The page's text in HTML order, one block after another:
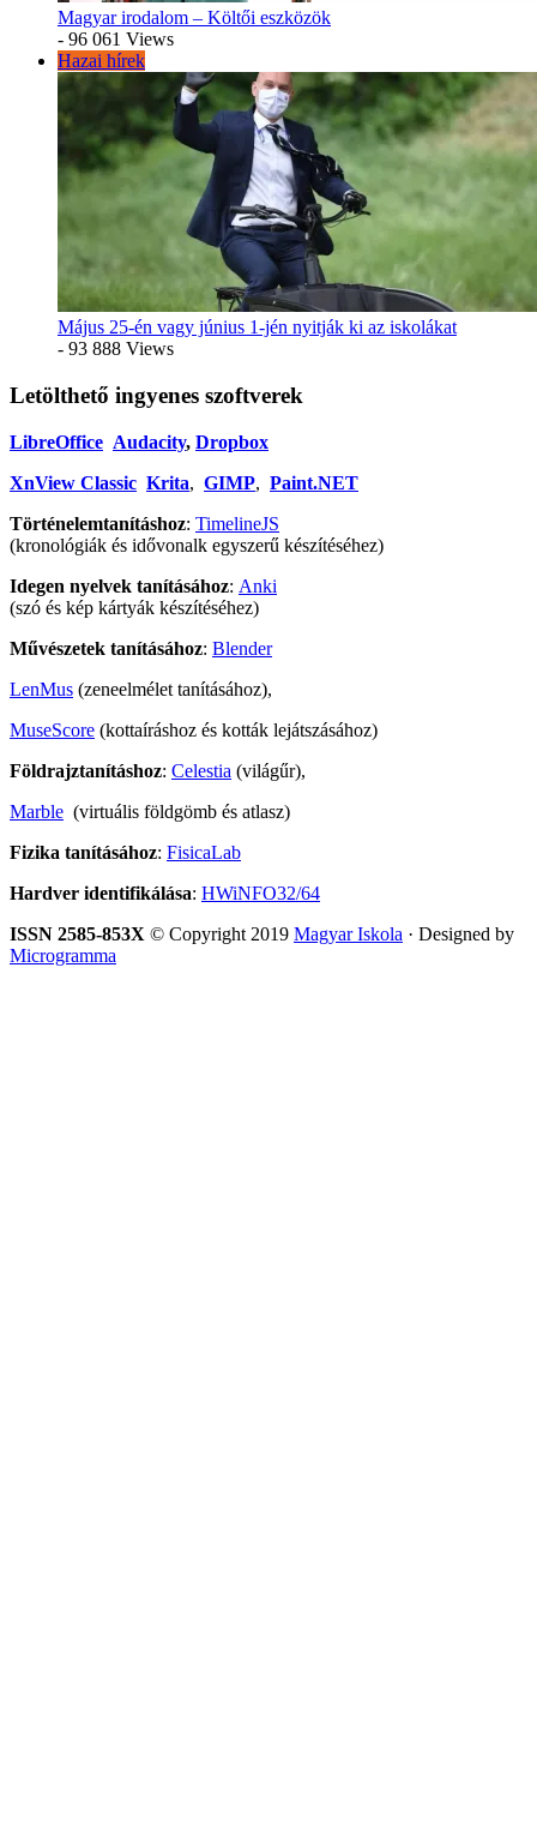
Magyar irodalom – Költői eszközök
- 96 061 Views
Hazai hírek
Május 25-én vagy június 1-jén nyitják ki az iskolákat
- 93 888 Views
Letölthető ingyenes szoftverek
LibreOffice Audacity, Dropbox
XnView Classic Krita, GIMP, Paint.NET
Történelemtanításhoz: TimelineJS
(kronológiák és idővonalk egyszerű készítéséhez)
Idegen nyelvek tanításához: Anki
(szó és kép kártyák készítéséhez)
Művészetek tanításához: Blender
LenMus (zeneelmélet tanításához),
MuseScore (kottaíráshoz és kották lejátszásához)
Földrajztanításhoz: Celestia (világűr),
Marble (virtuális földgömb és atlasz)
Fizika tanításához: FisicaLab
Hardver identifikálása: HWiNFO32/64
ISSN 2585-853X © Copyright 2019 Magyar Iskola · Designed by
Microgramma